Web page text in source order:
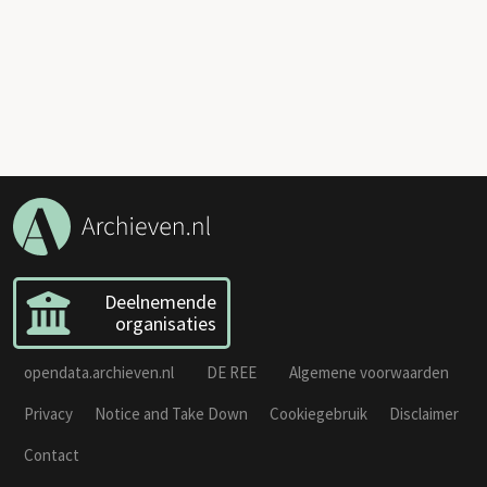
Deelnemende
organisaties
opendata.archieven.nl DE REE
Algemene voorwaarden
Privacy
Notice and Take Down Cookiegebruik
Disclaimer
Contact